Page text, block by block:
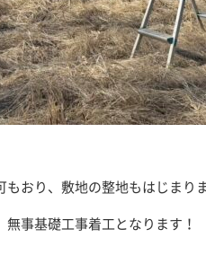
もおり、敷地の整地もはじまり
無事基礎工事着工となります！